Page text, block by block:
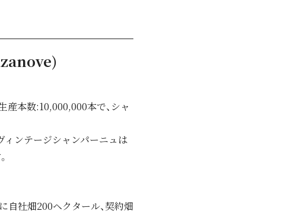
産本数:10,000,000本で、シャ
ィンテージシャンパーニュは
自社畑200ヘクタール、契約畑